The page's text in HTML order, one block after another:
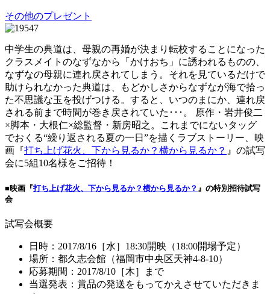
その他のプレゼント
中学生の典道は、母親の再婚が決まり転校することになった
クラスメイトのなずなから「かけおち」に誘われるものの、
なずなの母親に連れ戻されてしまう。それを見ているだけで
助けられなかった典道は、もどかしさからなずなが海で拾っ
た不思議な玉を投げつける。すると、いつのまにか、連れ戻
される前まで時間が巻き戻されていた･･･。 原作・岩井俊二
×脚本・大根仁×総監督・新房昭之。これまでにないタッグ
でおくる“繰り返される夏の一日”を描くラブストーリー、映
画『打ち上げ花火、下から見るか？横から見るか？ 』の試写
会に5組10名様をご招待！
■映画『打ち上げ花火、下から見るか？横から見るか？ 』の特別招待試写
会
試写会概要
日時：2017/8/16［水］18:30開映（18:00開場予定）
場所：都久志会館（福岡市中央区天神4-8-10）
応募期間：2017/8/10［木］まで
当選発表：賞品の発送をもってかえさせていただきま